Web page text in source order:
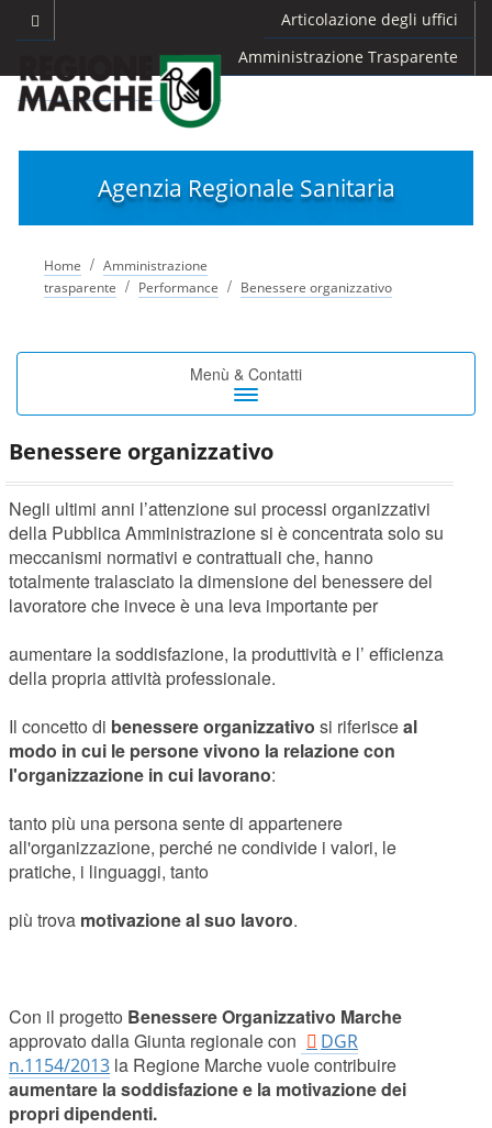
Articolazione degli uffici
Amministrazione Trasparente
Agenzia Regionale Sanitaria
Home / Amministrazione
trasparente / Performance / Benessere organizzativo
Toggle
navigation
Menù & Contatti
Benessere organizzativo
Negli ultimi anni l’attenzione sui processi organizzativi
della Pubblica Amministrazione si è concentrata solo su
meccanismi normativi e contrattuali che, hanno
totalmente tralasciato la dimensione del benessere del
lavoratore che invece è una leva importante per
aumentare la soddisfazione, la produttività e l’ efficienza
della propria attività professionale.
Il concetto di benessere organizzativo si riferisceal
modo in cui le persone vivono la relazione con
l'organizzazione in cui lavorano:
tanto più una persona sente di appartenere
all'organizzazione, perché ne condivide i valori, le
pratiche, i linguaggi, tanto
più trova motivazione al suo lavoro.
Con il progetto Benessere Organizzativo Marche
approvato dalla Giunta regionale con
DGR
n.1154/2013 la Regione Marche vuole contribuire
aumentare la soddisfazione e la motivazione dei
propri dipendenti.